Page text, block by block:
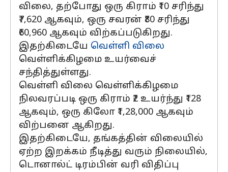
விலை, தற்போது ஒரு கிராம் ₹10 சரிந்து
₹7,620 ஆகவும், ஒரு சவரன் ₹80 சரிந்து
₹60,960 ஆகவும் விற்கப்படுகிறது.
இதற்கிடையே வெள்ளி விலை
வெள்ளிக்கிழமை உயர்வைச்
சந்தித்துள்ளது.
வெள்ளி விலை வெள்ளிக்கிழமை
நிலவரப்படி ஒரு கிராம் ₹2 உயர்ந்து ₹128
ஆகவும், ஒரு கிலோ ₹1,28,000 ஆகவும்
விற்பனை ஆகிறது.
இதற்கிடையே, தங்கத்தின் விலையில்
ஏற்ற இறக்கம் நீடித்து வரும் நிலையில்,
டொனால்ட் டிரம்பின் வரி விதிப்பு